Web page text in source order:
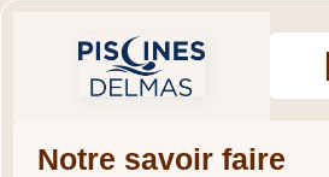
Notre savoir faire